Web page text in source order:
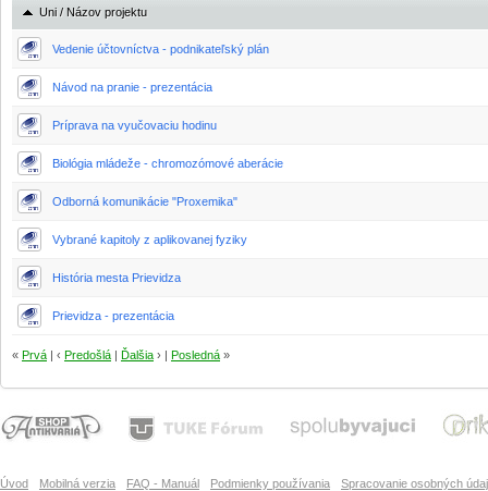
Uni / Názov projektu
Vedenie účtovníctva - podnikateľský plán
Návod na pranie - prezentácia
Príprava na vyučovaciu hodinu
Biológia mládeže - chromozómové aberácie
Odborná komunikácie "Proxemika"
Vybrané kapitoly z aplikovanej fyziky
História mesta Prievidza
Prievidza - prezentácia
« Prvá | ‹ Predošlá | Ďalšia › | Posledná »
Úvod Mobilná verzia FAQ - Manuál Podmienky používania Spracovanie osobných